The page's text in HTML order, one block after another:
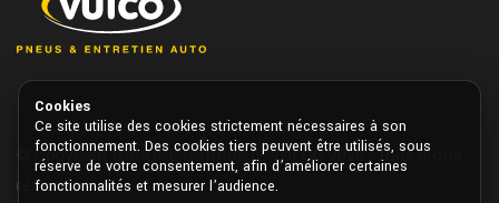
© Copyright GROUPE GARRIGUE VULCO 2026. Tous droits
réservés.
Cookies
Ce site utilise des cookies strictement nécessaires à son
fonctionnement. Des cookies tiers peuvent être utilisés, sous
réserve de votre consentement, afin d’améliorer certaines
fonctionnalités et mesurer l’audience.